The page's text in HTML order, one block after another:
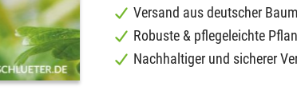
Versand aus deutscher
Robuste & pflegeleichte
Nachhaltiger und sicherer